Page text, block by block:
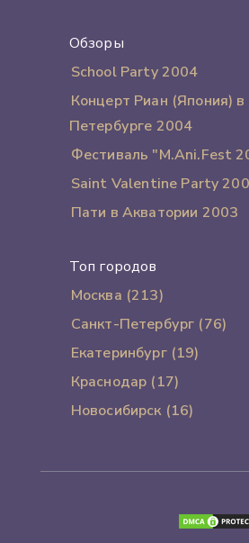
Обзоры
School Party 2004
Концерт Риан (Япония)
Петербурге 2004
Фестиваль "M.Ani.Fest
Saint Valentine Party
Пати в Акватории 2003
Топ городов
Москва (213)
Санкт-Петербург (76)
Екатеринбург (19)
Краснодар (17)
Новосибирск (16)